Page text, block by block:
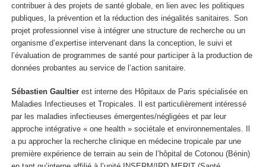
contribuer à des projets de santé globale, en lien avec les politiques
publiques, la prévention et la réduction des inégalités sanitaires. Son
projet professionnel vise à intégrer une structure de recherche ou un
organisme d’expertise intervenant dans la conception, le suivi et
l’évaluation de programmes de santé pour participer à la production de
données probantes au service de l’action sanitaire.
Sébastien Gaultier est interne des Hôpitaux de Paris spécialisée en
Maladies Infectieuses et Tropicales. Il est particulièrement intéressé
par les maladies infectieuses émergentes/négligées et par leur
approche intégrative « one health » sociétale et environnementales. Il
a pu approcher la recherche clinique en médecine tropicale par une
première expérience de terrain au sein de l’hôpital de Cotonou (Bénin)